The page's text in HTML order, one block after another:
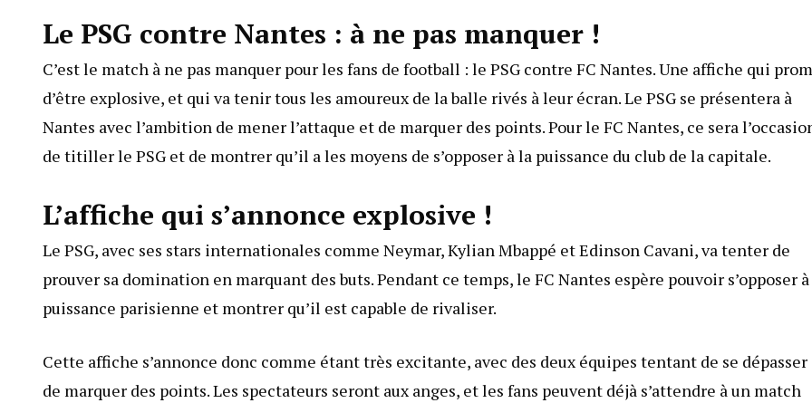
Le PSG contre Nantes : à ne pas manquer !
C’est le match à ne pas manquer pour les fans de football : le PSG contre FC Nantes. Une affiche qui
d’être explosive, et qui va tenir tous les amoureux de la balle rivés à leur écran. Le PSG se présentera à
Nantes avec l’ambition de mener l’attaque et de marquer des points. Pour le FC Nantes, ce sera
de titiller le PSG et de montrer qu’il a les moyens de s’opposer à la puissance du club de la capitale.
L’affiche qui s’annonce explosive !
Le PSG, avec ses stars internationales comme Neymar, Kylian Mbappé et Edinson Cavani, va tenter de
prouver sa domination en marquant des buts. Pendant ce temps, le FC Nantes espère pouvoir s’opposer
puissance parisienne et montrer qu’il est capable de rivaliser.
Cette affiche s’annonce donc comme étant très excitante, avec des deux équipes tentant de se
de marquer des points. Les spectateurs seront aux anges, et les fans peuvent déjà s’attendre à un match